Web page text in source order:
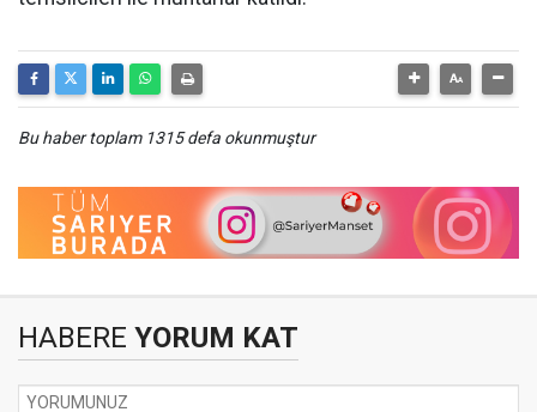
Bu haber toplam 1315 defa okunmuştur
HABERE YORUM KAT